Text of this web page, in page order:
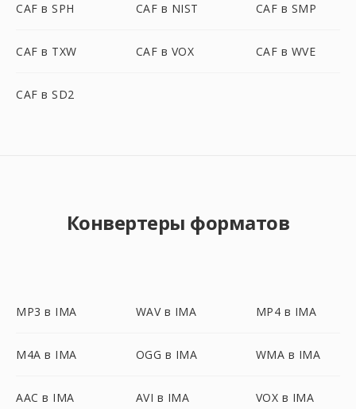
CAF в SPH CAF в NIST CAF в SMP
CAF в TXW CAF в VOX CAF в WVE
CAF в SD2
Конвертеры форматов
MP3 в IMA WAV в IMA MP4 в IMA
M4A в IMA OGG в IMA WMA в IMA
AAC в IMA AVI в IMA VOX в IMA